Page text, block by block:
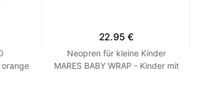
orange
22.95 €
Neopren für kleine Kinder
MARES BABY WRAP - Kinder mit